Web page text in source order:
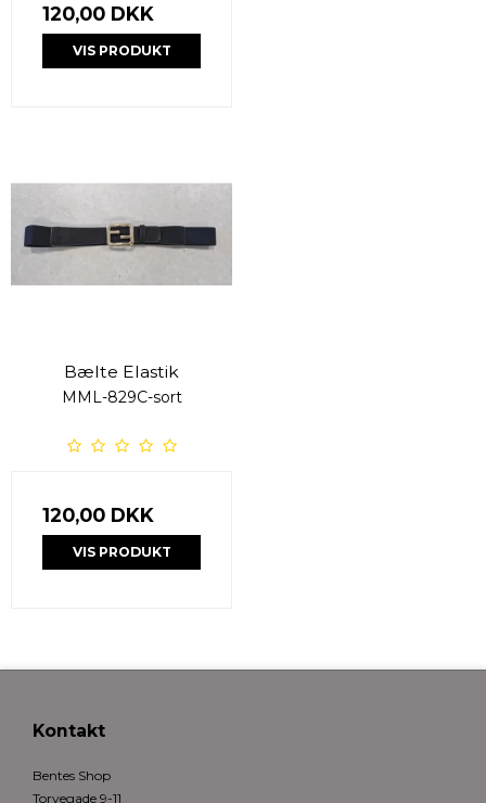
120,00 DKK
VIS PRODUKT
Bælte Elastik
MML-829C-sort
120,00 DKK
VIS PRODUKT
Kontakt
Bentes Shop
Torvegade 9-11